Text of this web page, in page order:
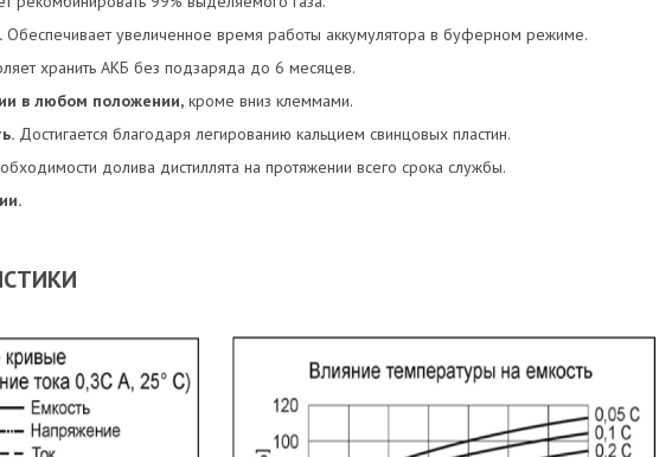
Обеспечивает увеличенное время работы аккумулятора в буферном режиме.
хранить АКБ без подзаряда до 6 месяцев.
в любом положении, кроме вниз клеммами.
Достигается благодаря легированию кальцием свинцовых пластин.
долива дистиллята на протяжении всего срока службы.